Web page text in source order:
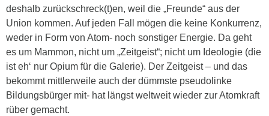
deshalb zurückschreck(t)en, weil die „Freunde“ aus der
Union kommen. Auf jeden Fall mögen die keine Konkurrenz,
weder in Form von Atom- noch sonstiger Energie. Da geht
es um Mammon, nicht um „Zeitgeist“; nicht um Ideologie (die
ist eh‘ nur Opium für die Galerie). Der Zeitgeist – und das
bekommt mittlerweile auch der dümmste pseudolinke
Bildungsbürger mit- hat längst weltweit wieder zur Atomkraft
rüber gemacht.